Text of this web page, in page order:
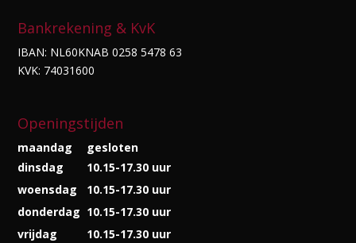
Bankrekening & KvK
IBAN: NL60KNAB 0258 5478 63
KVK: 74031600
Openingstijden
maandag
gesloten
dinsdag
10.15-17.30 uur
woensdag
10.15-17.30 uur
donderdag 10.15-17.30 uur
vrijdag
10.15-17.30 uur